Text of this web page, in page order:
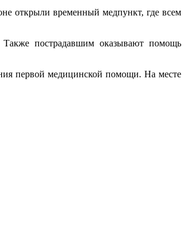
открыли временный медпункт, где всем
пострадавшим оказывают помощь
первой медицинской помощи. На месте